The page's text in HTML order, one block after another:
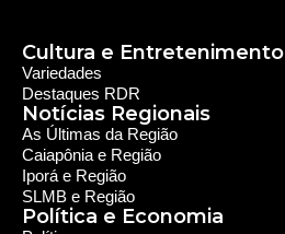
Cultura e Entretenimento
Política e Economia
Notícias Regionais
As Últimas da Região
Caiapônia e Região
Iporá e Região
SLMB e Região
Variedades
Destaques RDR